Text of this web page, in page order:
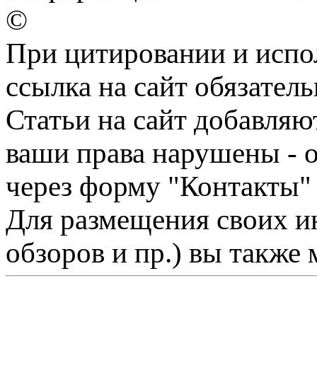
©
При цитировании и
ссылка на сайт
Статьи на сайт
ваши права нарушены -
через форму "Контакты"
Для размещения своих
обзоров и пр.) вы также